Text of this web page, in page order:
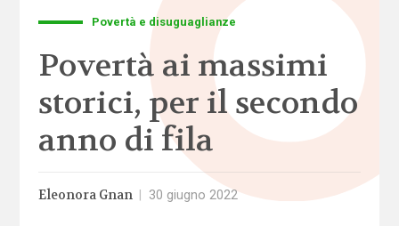
Povertà e disuguaglianze
Povertà ai massimi
storici, per il secondo
anno di fila
Eleonora Gnan 30 giugno 2022